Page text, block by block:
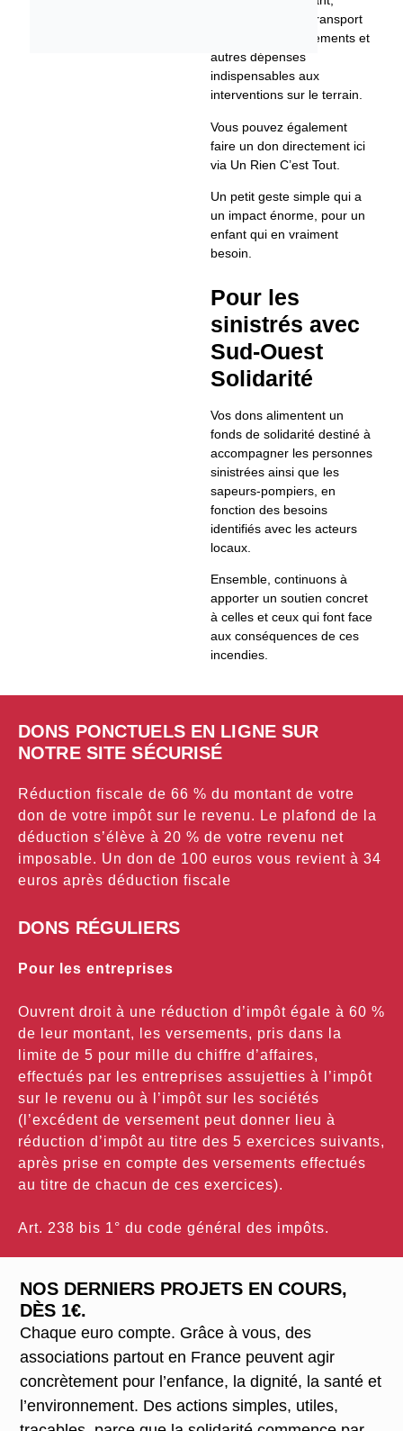
matériel médical, transport
de matériel, équipements et
autres dépenses
indispensables aux
interventions sur le terrain.
Vous pouvez également
faire un don directement ici
via Un Rien C’est Tout.
Un petit geste simple qui a
un impact énorme, pour un
enfant qui en vraiment
besoin.
Pour les
sinistrés avec
Sud-Ouest
Solidarité
Vos dons alimentent un
fonds de solidarité destiné à
accompagner les personnes
sinistrées ainsi que les
sapeurs-pompiers, en
fonction des besoins
identifiés avec les acteurs
locaux.
Ensemble, continuons à
apporter un soutien concret
à celles et ceux qui font face
aux conséquences de ces
incendies.
DONS PONCTUELS EN LIGNE SUR
NOTRE SITE SÉCURISÉ
Réduction fiscale de 66 % du montant de votre
don de votre impôt sur le revenu. Le plafond de la
déduction s’élève à 20 % de votre revenu net
imposable. Un don de 100 euros vous revient à 34
euros après déduction fiscale
DONS RÉGULIERS
Pour les entreprises
Ouvrent droit à une réduction d’impôt égale à 60 %
de leur montant, les versements, pris dans la
limite de 5 pour mille du chiffre d’affaires,
effectués par les entreprises assujetties à l’impôt
sur le revenu ou à l’impôt sur les sociétés
(l’excédent de versement peut donner lieu à
réduction d’impôt au titre des 5 exercices suivants,
après prise en compte des versements effectués
au titre de chacun de ces exercices).
Art. 238 bis 1° du code général des impôts.
NOS DERNIERS PROJETS EN COURS,
DÈS 1€.
Chaque euro compte. Grâce à vous, des
associations partout en France peuvent agir
concrètement pour l’enfance, la dignité, la santé et
l’environnement. Des actions simples, utiles,